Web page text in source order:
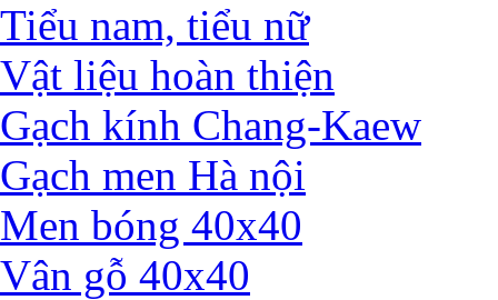
Tiểu nam, tiểu nữ
Vật liệu hoàn thiện
Gạch kính Chang-Kaew
Gạch men Hà nội
Men bóng 40x40
Vân gỗ 40x40